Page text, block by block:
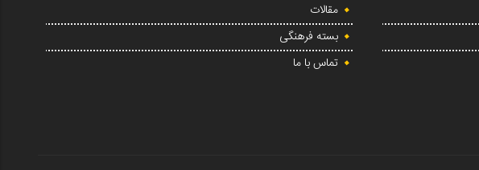
مقالات
بسته فرهنگی
تماس با ما